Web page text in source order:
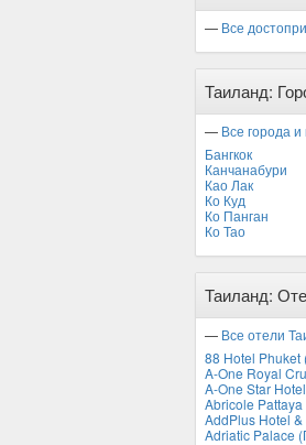
— Все
Таиланд:
— Все города
Бангкок
Канчанабури
Као Лак
Ко Куд
Ко Панган
Ко Тао
Таиланд:
— Все отели
88 Hotel Phuket
A-One Royal
A-One Star
Abricole
AddPlus Hotel &
Adriatic Palace